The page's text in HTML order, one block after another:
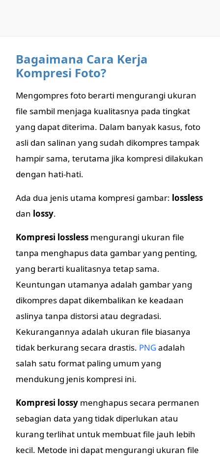
Bagaimana Cara Kerja
Kompresi Foto?
Mengompres foto berarti mengurangi ukuran
file sambil menjaga kualitasnya pada tingkat
yang dapat diterima. Dalam banyak kasus, foto
asli dan salinan yang sudah dikompres tampak
hampir sama, terutama jika kompresi dilakukan
dengan hati-hati.
Ada dua jenis utama kompresi gambar: lossless
dan lossy.
Kompresi lossless mengurangi ukuran file
tanpa menghapus data gambar yang penting,
yang berarti kualitasnya tetap sama.
Keuntungan utamanya adalah gambar yang
dikompres dapat dikembalikan ke keadaan
aslinya tanpa distorsi atau degradasi.
Kekurangannya adalah ukuran file biasanya
tidak berkurang secara drastis. PNGadalah
salah satu format paling umum yang
mendukung jenis kompresi ini.
Kompresi lossy menghapus secara permanen
sebagian data yang tidak diperlukan atau
kurang terlihat untuk membuat file jauh lebih
kecil. Metode ini dapat mengurangi ukuran file